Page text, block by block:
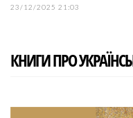
23/12/2025 21:03
КНИГИ ПРО